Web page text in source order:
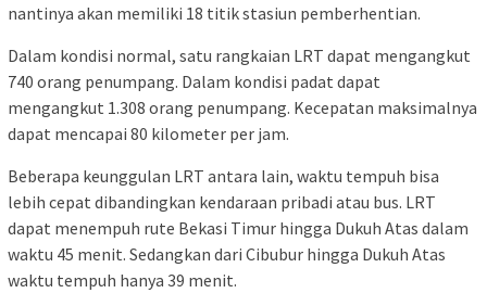
nantinya akan memiliki 18 titik stasiun pemberhentian.
Dalam kondisi normal, satu rangkaian LRT dapat mengangkut
740 orang penumpang. Dalam kondisi padat dapat
mengangkut 1.308 orang penumpang. Kecepatan maksimalnya
dapat mencapai 80 kilometer per jam.
Beberapa keunggulan LRT antara lain, waktu tempuh bisa
lebih cepat dibandingkan kendaraan pribadi atau bus. LRT
dapat menempuh rute Bekasi Timur hingga Dukuh Atas dalam
waktu 45 menit. Sedangkan dari Cibubur hingga Dukuh Atas
waktu tempuh hanya 39 menit.